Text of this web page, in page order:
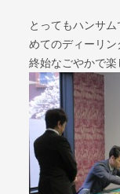
とってもハンサ
めてのディーリ
終始なごやかで楽